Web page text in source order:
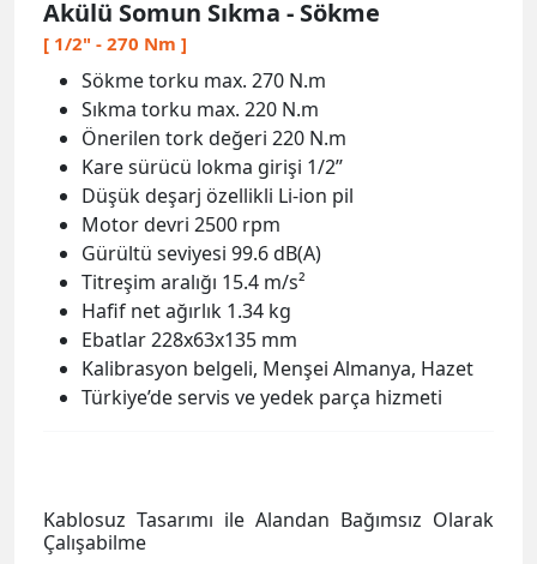
Akülü Somun Sıkma - Sökme
[ 1/2" - 270 Nm ]
Sökme torku max. 270 N.m
Sıkma torku max. 220 N.m
Önerilen tork değeri 220 N.m
Kare sürücü lokma girişi 1/2’’
Düşük deşarj özellikli Li-ion pil
Motor devri 2500 rpm
Gürültü seviyesi 99.6 dB(A)
Titreşim aralığı 15.4 m/s²
Hafif net ağırlık 1.34 kg
Ebatlar 228x63x135 mm
Kalibrasyon belgeli, Menşei Almanya, Hazet
Türkiye’de servis ve yedek parça hizmeti
Kablosuz Tasarımı ile Alandan Bağımsız Olarak
Çalışabilme